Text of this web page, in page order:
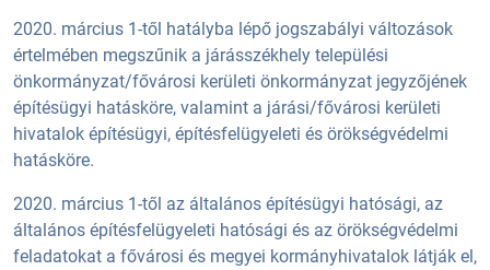
2020. március 1-től hatályba lépő jogszabályi változások
értelmében megszűnik a járásszékhely települési
önkormányzat/fővárosi kerületi önkormányzat jegyzőjének
építésügyi hatásköre, valamint a járási/fővárosi kerületi
hivatalok építésügyi, építésfelügyeleti és örökségvédelmi
hatásköre.
2020. március 1-től az általános építésügyi hatósági, az
általános építésfelügyeleti hatósági és az örökségvédelmi
feladatokat a fővárosi és megyei kormányhivatalok látják el,